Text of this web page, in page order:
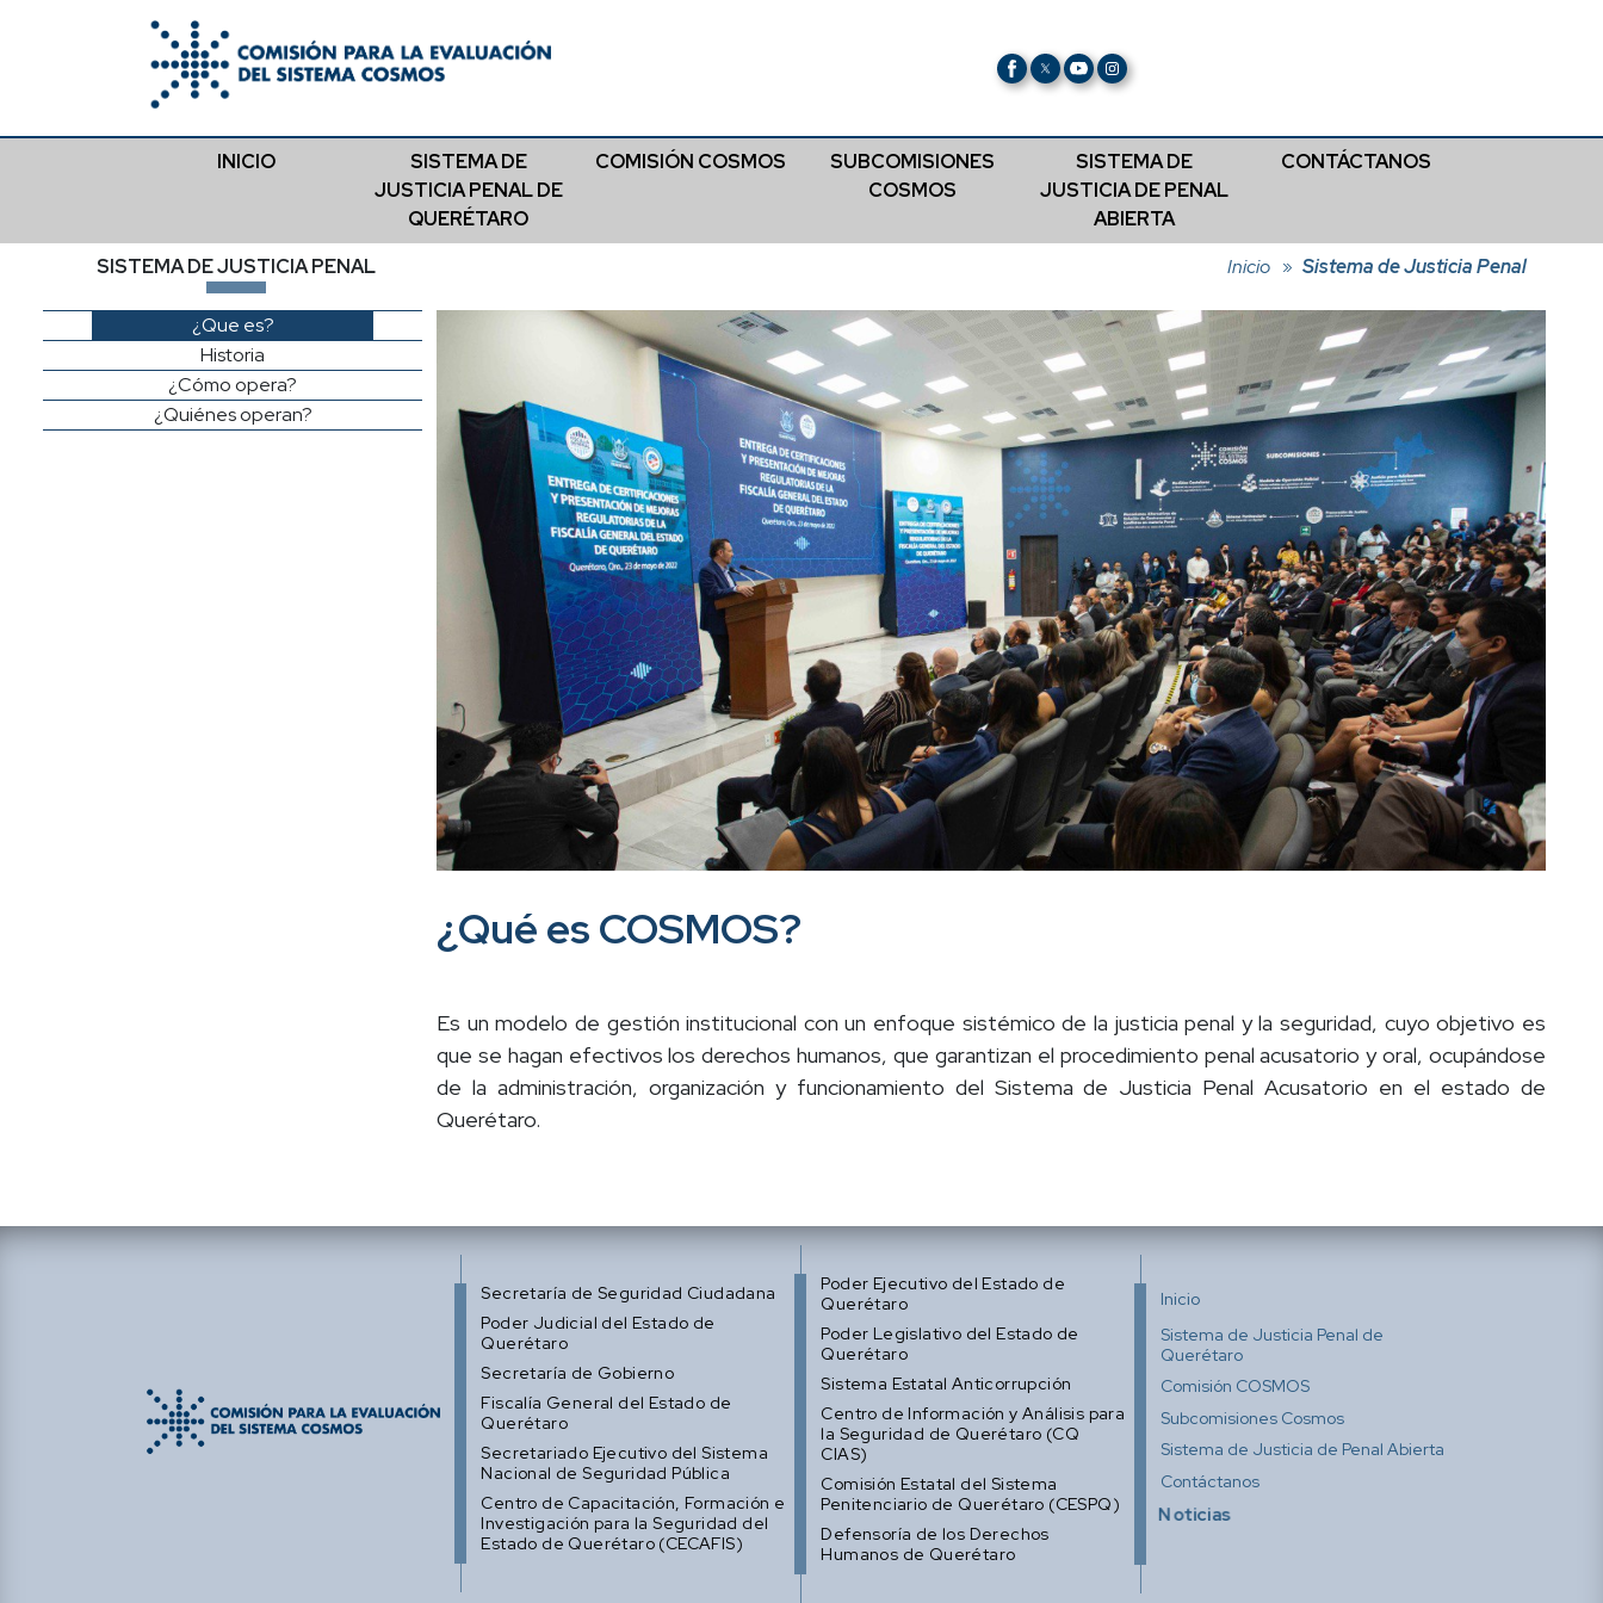
INICIO
SISTEMA DE
JUSTICIA PENAL DE
QUERÉTARO
COMISIÓN COSMOS
SUBCOMISIONES
COSMOS
SISTEMA DE
JUSTICIA DE PENAL
ABIERTA
CONTÁCTANOS
SISTEMA DE JUSTICIA PENAL Inicio Sistema de Justicia Penal
¿Que es?
Historia
¿Cómo opera?
¿Quiénes operan?
¿Qué es COSMOS?
Es un modelo de gestión institucional con un enfoque sistémico de la justicia penal y la seguridad, cuyo objetivo es
que se hagan efectivos los derechos humanos, que garantizan el procedimiento penal acusatorio y oral, ocupándose
de la administración, organización y funcionamiento del Sistema de Justicia Penal Acusatorio en el estado de
Querétaro.
Secretaría de Seguridad Ciudadana
Poder Judicial del Estado de
Querétaro
Secretaría de Gobierno
Fiscalía General del Estado de
Querétaro
Secretariado Ejecutivo del Sistema
Nacional de Seguridad Pública
Centro de Capacitación, Formación e
Investigación para la Seguridad del
Estado de Querétaro (CECAFIS)
Poder Ejecutivo del Estado de
Querétaro
Poder Legislativo del Estado de
Querétaro
Sistema Estatal Anticorrupción
Centro de Información y Análisis para
la Seguridad de Querétaro (CQ
CIAS)
Comisión Estatal del Sistema
Penitenciario de Querétaro (CESPQ)
Defensoría de los Derechos
Humanos de Querétaro
Inicio
Sistema de Justicia Penal de
Querétaro
Comisión COSMOS
Subcomisiones Cosmos
Sistema de Justicia de Penal Abierta
Contáctanos
Noticias